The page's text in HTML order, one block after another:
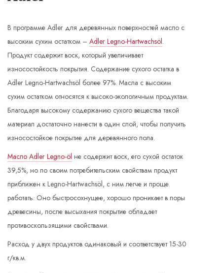
В программе Adler для деревянных поверхностей масло с
высоким сухим остатком – Adler Legno-Hartwachsöl.
Продукт содержит воск, который увеличивает
износостойкость покрытия. Содержание сухого остатка в
Adler Legno-Hartwachsöl более 97%. Масла с высоким
сухим остатком относятся к высоко-экологичным продуктам.
Благодаря высокому содержанию сухого вещества такой
материал достаточно нанести в один слой, чтобы получить
износостойкое покрытие для деревянного пола.
Масло Adler Legno-öl не содержит воск, его сухой остаток
39,5%, но по своим потребительским свойствам продукт
приближен к Legno-Hartwachsöl, с ним легче и проще
работать. Оно быстросохнущее, хорошо проникает в поры
древесины, после высыхания покрытие обладает
противоскользящими свойствами.
Расход у двух продуктов одинаковый и соответствует 15-30
г/кв.м.